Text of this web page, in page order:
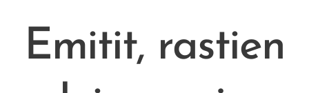
Emitit, rastien